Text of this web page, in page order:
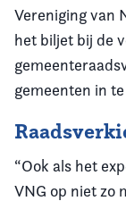
Vereniging van
het biljet bij de
gemeenten in
“Ook als het
VNG op niet zo